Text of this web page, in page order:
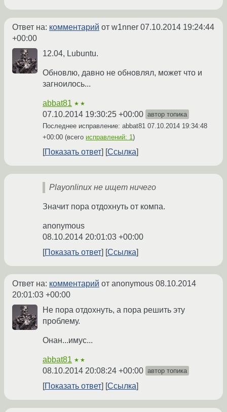
Ответ на: комментарий от w1nner 07.10.2014 19:24:44
+00:00
12.04, Lubuntu.
Обновлю, давно не обновлял, может что и
загноилось...
abbat81 ★★
07.10.2014 19:30:25 +00:00 автор топика
Последнее исправление: abbat81 07.10.2014 19:34:48
+00:00 (всего исправлений: 1)
Показать ответ Ссылка
Playonlinux не ищет ничего
Значит пора отдохнуть от компа.
anonymous
08.10.2014 20:01:03 +00:00
Показать ответ
Ссылка
Ответ на: комментарий от anonymous 08.10.2014
20:01:03 +00:00
Не пора отдохнуть, а пора решить эту
проблему.
Онан...имус...
abbat81 ★★
08.10.2014 20:08:24 +00:00 автор топика
Показать ответ Ссылка